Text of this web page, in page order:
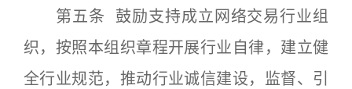
第五条 鼓励支持成立网络交易行业组
织，按照本组织章程开展行业自律，建立健
全行业规范，推动行业诚信建设，监督、引